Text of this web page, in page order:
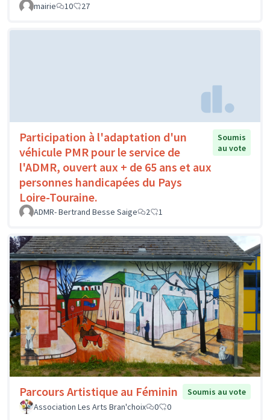
mairie
10 27
Participation à l'adaptation d'un
véhicule PMR pour le service de
l'ADMR, ouvert aux + de 65 ans et aux
personnes handicapées du Pays
Loire-Touraine.
Soumis
au vote
ADMR- Bertrand Besse Saige 2 1
Parcours Artistique au Féminin
Soumis au vote
Association Les Arts Bran'choix
0 0